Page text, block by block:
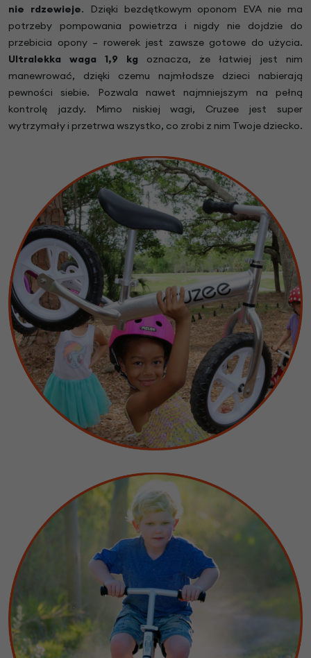
nie rdzewieje. Dzięki bezdętkowym oponom EVA nie ma
potrzeby pompowania powietrza i nigdy nie dojdzie do
przebicia opony – rowerek jest zawsze gotowe do użycia.
Ultralekka waga 1,9 kg oznacza, że łatwiej jest nim
manewrować, dzięki czemu najmłodsze dzieci nabierają
pewności siebie. Pozwala nawet najmniejszym na pełną
kontrolę jazdy. Mimo niskiej wagi, Cruzee jest super
wytrzymały i przetrwa wszystko, co zrobi z nim Twoje dziecko.